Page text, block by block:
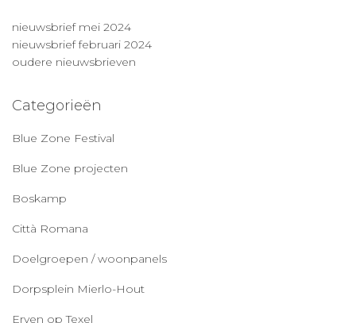
nieuwsbrief mei 2024
nieuwsbrief februari 2024
oudere nieuwsbrieven
Categorieën
Blue Zone Festival
Blue Zone projecten
Boskamp
Città Romana
Doelgroepen / woonpanels
Dorpsplein Mierlo-Hout
Erven op Texel